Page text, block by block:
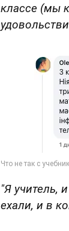
классе (мы
"Я учитель,
ехали, и в